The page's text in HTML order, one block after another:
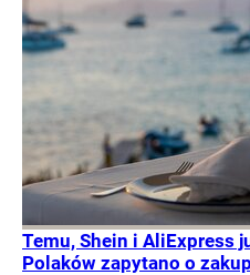
Temu, Shein i AliExpress
Polaków zapytano o